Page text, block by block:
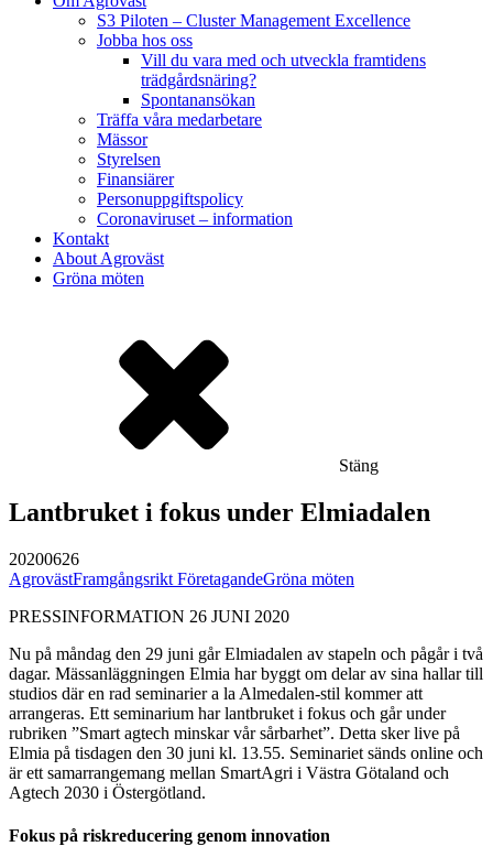
S3 Piloten – Cluster Management Excellence
Jobba hos oss
Vill du vara med och utveckla framtidens
trädgårdsnäring?
Spontanansökan
Träffa våra medarbetare
Mässor
Styrelsen
Finansiärer
Personuppgiftspolicy
Coronaviruset – information
Kontakt
About Agroväst
Gröna möten
Stäng
Lantbruket i fokus under Elmiadalen
20200626
AgrovästFramgångsrikt FöretagandeGröna möten
PRESSINFORMATION 26 JUNI 2020
Nu på måndag den 29 juni går Elmiadalen av stapeln och pågår i två
dagar. Mässanläggningen Elmia har byggt om delar av sina hallar till
studios där en rad seminarier a la Almedalen-stil kommer att
arrangeras. Ett seminarium har lantbruket i fokus och går under
rubriken ”Smart agtech minskar vår sårbarhet”. Detta sker live på
Elmia på tisdagen den 30 juni kl. 13.55. Seminariet sänds online och
är ett samarrangemang mellan SmartAgri i Västra Götaland och
Agtech 2030 i Östergötland.
Fokus på riskreducering genom innovation